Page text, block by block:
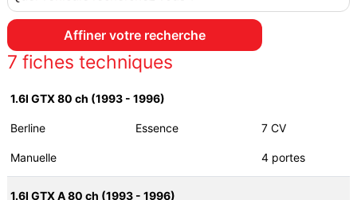
7 fiches techniques
1.6I GTX 80 ch (1993 - 1996)
Berline Essence 7 CV
Manuelle 4 portes
1.6I GTX A 80 ch (1993 - 1996)